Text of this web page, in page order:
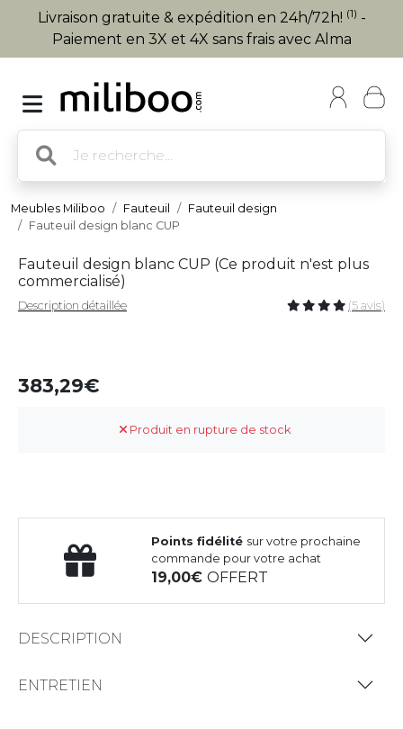
Livraison gratuite & expédition en 24h/72h! (1) -
Paiement en 3X et 4X sans frais avec Alma
Meubles Miliboo Fauteuil
Fauteuil design
Fauteuil design blanc CUP
Fauteuil design blanc CUP (Ce produit n'est plus
commercialisé)
Description détaillée (5 avis)
383,29
Produit en rupture de stock
Points fidélité sur votre prochaine
commande pour votre achat
19,00OFFERT
DESCRIPTION
ENTRETIEN